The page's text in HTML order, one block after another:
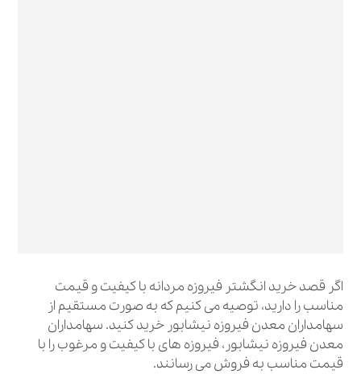
اگر قصد خرید انگشتر فیروزه مردانه با کیفیت و قیمت
مناسب را دارید، توصیه می کنیم که به صورت مستقیم از
سهامداران معدن فیروزه نیشابور خرید کنید. سهامداران
معدن فیروزه نیشابور، فیروزه های با کیفیت و مرغوب را با
قیمت مناسب به فروش می رسانند.